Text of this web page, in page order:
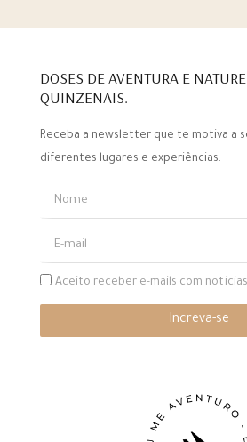
DOSES DE AVENTURA E
QUINZENAIS.
Receba a newsletter que te motiva a
diferentes lugares e experiências.
Aceito receber e-mails com
Increva-se